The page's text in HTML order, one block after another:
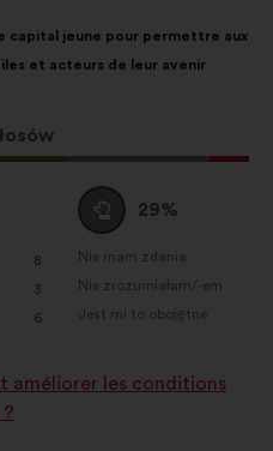
capital jeune pour permettre aux
et acteurs de leur avenir
8
3
6
Wstrzymuję
się
:
29%
w
Nie mam zdania
:razy
Nie zrozumiałam/-em
:razy
Jest mi to obojętne
:razy
améliorer les conditions